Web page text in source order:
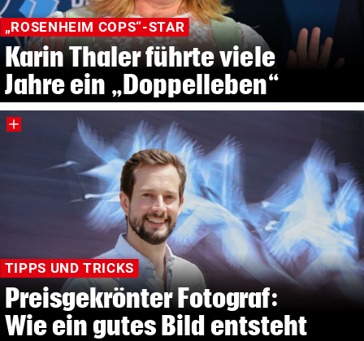
„ROSENHEIM COPS“-STAR
Karin Thaler führte viele
Jahre ein „Doppelleben“
TIPPS UND TRICKS
Preisgekrönter Fotograf:
Wie ein gutes Bild entsteht